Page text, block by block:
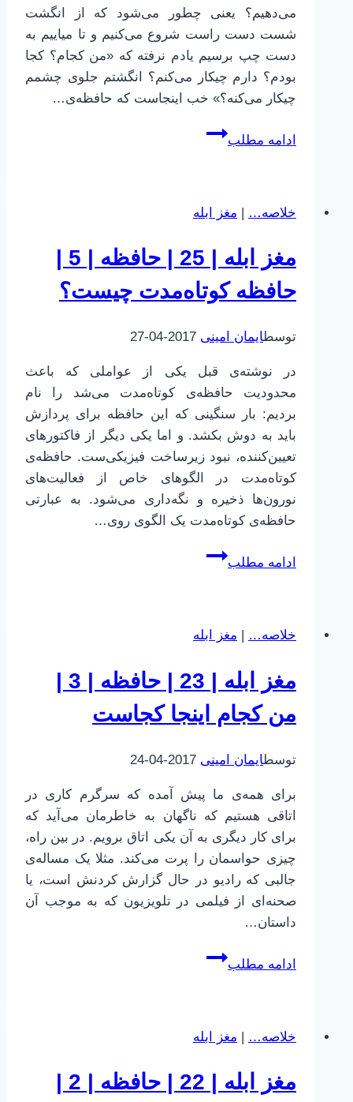
می‌دهیم؟ یعنی چطور می‌شود که از انگشت
شست دست راست شروع می‌کنیم و تا میاییم به
دست چپ برسیم یادم نرفته که «من کجام؟ کجا
بودم؟ دارم چیکار می‌کنم؟ انگشتم جلوی چشمم
چیکار می‌کنه؟» خب اینجاست که حافظه‌ی…
ادامه مطلب
مغز
|
|
7
|
عصبی
انتقال
دهنده‌ها
خلاصه… | مغز ابله
مغز ابله | 25 | حافظه | 5 |
حافظه کوتاه‌مدت چیست؟
توسطایمان امینی 2017-04-27
در نوشته‌ی قبل یکی از عواملی که باعث
محدودیت حافظه‌ی کوتاه‌مدت می‌شد را نام
بردیم: بار سنگینی که این حافظه برای پردازش
باید به دوش بکشد. و اما یکی دیگر از فاکتورهای
تعیین‌کننده، نبود زیرساخت فیزیکی‌ست. حافظه‌ی
کوتاه‌مدت در الگوهای خاص از فعالیت‌های
نورون‌ها ذخیره و نگه‌داری می‌شود. به عبارتی
حافظه‌ی کوتاه‌مدت یک الگوی روی…
ادامه مطلب
مغز
|
|
|
کوتاه‌مدت
چیست؟
خلاصه… مغز ابله
مغز ابله | 23 | حافظه | 3 |
من کجام اینجا کجاست
توسطایمان امینی 2017-04-24
برای همه‌ی ما پیش آمده که سرگرم کاری در
اتاقی هستیم که ناگهان به خاطرمان می‌آید که
برای کار دیگری به آن یکی اتاق برویم. در بین راه،
چیزی حواسمان را پرت می‌کند. مثلا یک مساله‌ی
جالبی که رادیو در حال گزارش کردنش است، یا
صحنه‌ای از فیلمی در تلویزیون که به موجب آن
داستان…
ادامه مطلب
مغز
|
|
خلاصه… | مغز ابله
مغز ابله | 22 | حافظه | 2 |